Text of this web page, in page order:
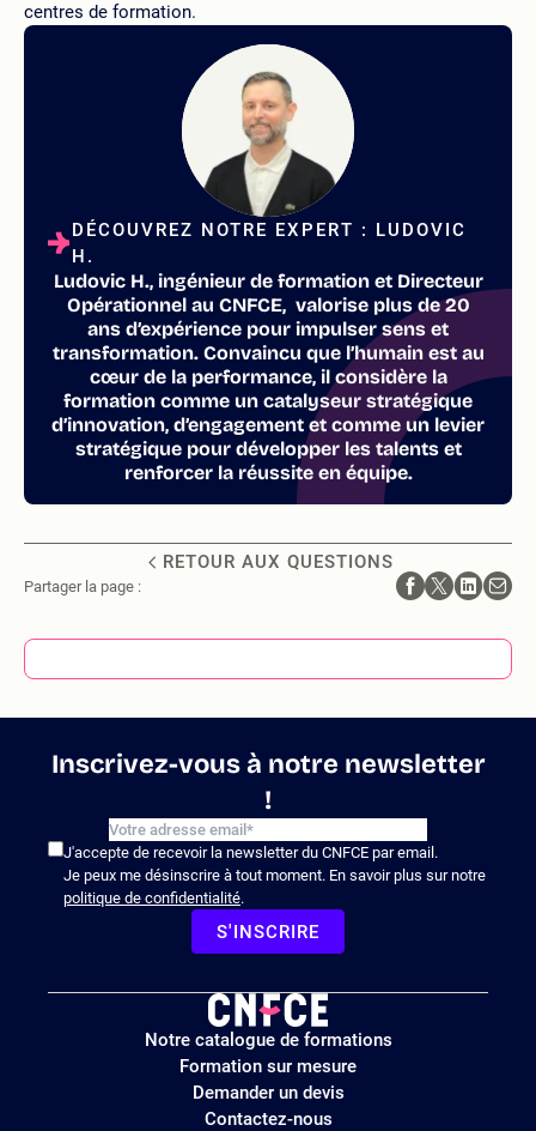
centres de formation.
DÉCOUVREZ NOTRE EXPERT : LUDOVIC
H.
Ludovic H., ingénieur de formation et Directeur
Opérationnel au CNFCE, valorise plus de 20
ans d’expérience pour impulser sens et
transformation. Convaincu que l’humain est au
cœur de la performance, il considère la
formation comme un catalyseur stratégique
d’innovation, d’engagement et comme un levier
stratégique pour développer les talents et
renforcer la réussite en équipe.
RETOUR AUX QUESTIONS
Partager la page :
Inscrivez-vous à notre newsletter
!
J'accepte de recevoir la newsletter du CNFCE par email.
Je peux me désinscrire à tout moment. En savoir plus sur notre
politique de confidentialité.
S'INSCRIRE
Logo
site
Notre catalogue de formations
Formation sur mesure
Demander un devis
Contactez-nous